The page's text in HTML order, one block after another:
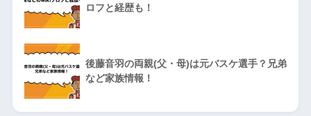
ロフと経歴も！
後藤音羽の両親(父・母)は元バスケ選手？兄弟
など家族情報！